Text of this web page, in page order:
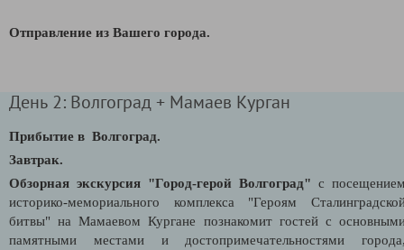
Отправление из Вашего города.
День 2: Волгоград + Мамаев Курган
Прибытие в Волгоград.
Завтрак.
Обзорная экскурсия "Город-герой Волгоград" с
историко-мемориального комплекса "Героям
битвы" на Мамаевом Кургане познакомит гостей с
памятными местами и достопримечательностями